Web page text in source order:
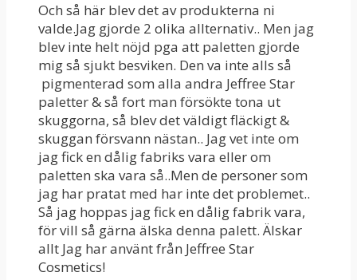
Och så här blev det av produkterna ni
valde.Jag gjorde 2 olika allternativ.. Men jag
blev inte helt nöjd pga att paletten gjorde
mig så sjukt besviken. Den va inte alls så
pigmenterad som alla andra Jeffree Star
paletter & så fort man försökte tona ut
skuggorna, så blev det väldigt fläckigt &
skuggan försvann nästan.. Jag vet inte om
jag fick en dålig fabriks vara eller om
paletten ska vara så..Men de personer som
jag har pratat med har inte det problemet..
Så jag hoppas jag fick en dålig fabrik vara,
för vill så gärna älska denna palett. Älskar
allt Jag har använt från Jeffree Star
Cosmetics!